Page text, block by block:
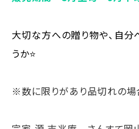
大切な方への贈り物や、自分
うか⭐️
※数に限りがあり品切れの場